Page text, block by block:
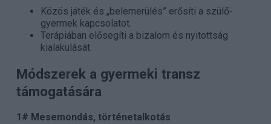
Közös játék és „belemerülés” erősíti a szülő-
gyermek kapcsolatot.
Terápiában elősegíti a bizalom és nyitottság
kialakulását.
Módszerek a gyermeki transz
támogatására
1# Mesemondás, történetalkotás